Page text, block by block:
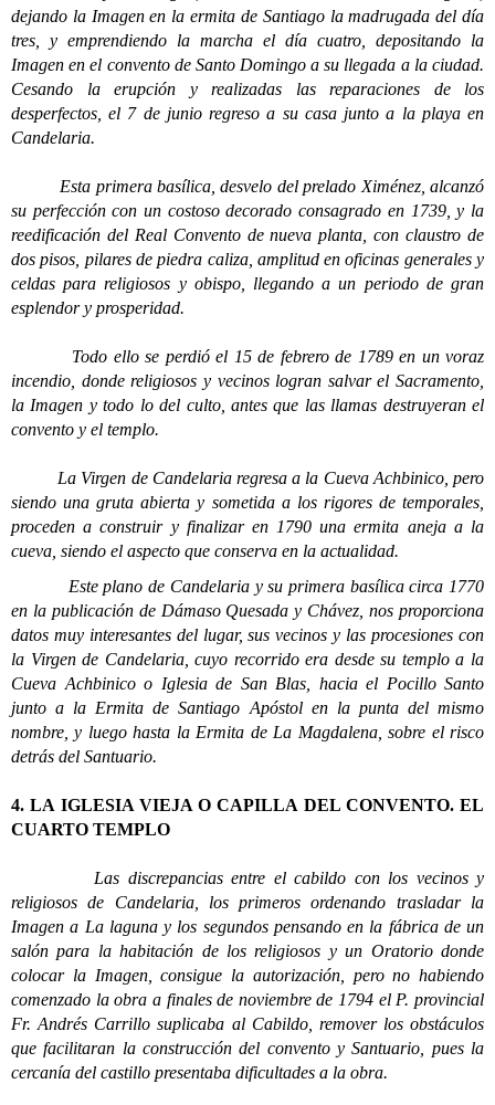
dejando la Imagen en la ermita de Santiago la madrugada del día
tres, y emprendiendo la marcha el día cuatro, depositando la
Imagen en el convento de Santo Domingo a su llegada a la ciudad.
Cesando la erupción y realizadas las reparaciones de los
desperfectos, el 7 de junio regreso a su casa junto a la playa en
Candelaria.
Esta primera basílica, desvelo del prelado Ximénez, alcanzó
su perfección con un costoso decorado consagrado en 1739, y la
reedificación del Real Convento de nueva planta, con claustro de
dos pisos, pilares de piedra caliza, amplitud en oficinas generales y
celdas para religiosos y obispo, llegando a un periodo de gran
esplendor y prosperidad.
Todo ello se perdió el 15 de febrero de 1789 en un voraz
incendio, donde religiosos y vecinos logran salvar el Sacramento,
la Imagen y todo lo del culto, antes que las llamas destruyeran el
convento y el templo.
La Virgen de Candelaria regresa a la Cueva Achbinico, pero
siendo una gruta abierta y sometida a los rigores de temporales,
proceden a construir y finalizar en 1790 una ermita aneja a la
cueva, siendo el aspecto que conserva en la actualidad.
Este plano de Candelaria y su primera basílica circa 1770
en la publicación de Dámaso Quesada y Chávez, nos proporciona
datos muy interesantes del lugar, sus vecinos y las procesiones con
la Virgen de Candelaria, cuyo recorrido era desde su templo a la
Cueva Achbinico o Iglesia de San Blas, hacia el Pocillo Santo
junto a la Ermita de Santiago Apóstol en la punta del mismo
nombre, y luego hasta la Ermita de La Magdalena, sobre el risco
detrás del Santuario.
4. LA IGLESIA VIEJA O CAPILLA DEL CONVENTO. EL
CUARTO TEMPLO
Las discrepancias entre el cabildo con los vecinos y
religiosos de Candelaria, los primeros ordenando trasladar la
Imagen a La laguna y los segundos pensando en la fábrica de un
salón para la habitación de los religiosos y un Oratorio donde
colocar la Imagen, consigue la autorización, pero no habiendo
comenzado la obra a finales de noviembre de 1794 el P. provincial
Fr. Andrés Carrillo suplicaba al Cabildo, remover los obstáculos
que facilitaran la construcción del convento y Santuario, pues la
cercanía del castillo presentaba dificultades a la obra.